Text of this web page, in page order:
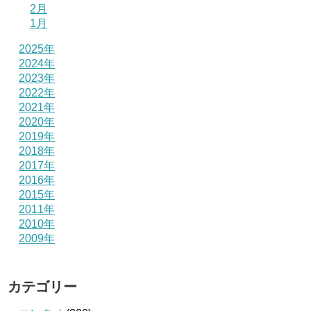
2月
1月
2025年
2024年
2023年
2022年
2021年
2020年
2019年
2018年
2017年
2016年
2015年
2011年
2010年
2009年
カテゴリー